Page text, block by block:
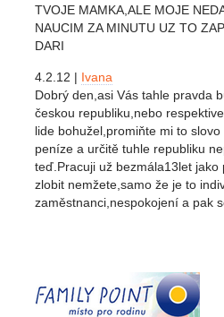
TVOJE MAMKA,ALE MOJE
NAUCIM ZA MINUTU UZ TO
DARI
4.2.12 | Ivana
Dobrý den,asi Vás tahle pravda
českou republiku,nebo
lide bohužel,promiňte mi to
peníze a určitě tuhle republiku
teď.Pracuji už bezmála13let
zlobit nemžete,samo že je to
zaměstnanci,nespokojení a pak